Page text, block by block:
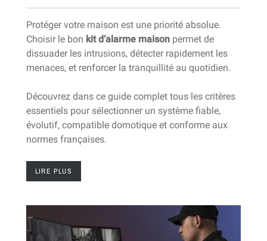
Protéger votre maison est une priorité absolue.
Choisir le bon kit d’alarme maison permet de
dissuader les intrusions, détecter rapidement les
menaces, et renforcer la tranquillité au quotidien.
Découvrez dans ce guide complet tous les critères
essentiels pour sélectionner un système fiable,
évolutif, compatible domotique et conforme aux
normes françaises.
LIRE PLUS